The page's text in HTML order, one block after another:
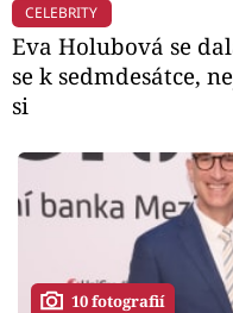
CELEBRITY
Eva Holubová se
se k sedmdesátce,
si
10 fotografií